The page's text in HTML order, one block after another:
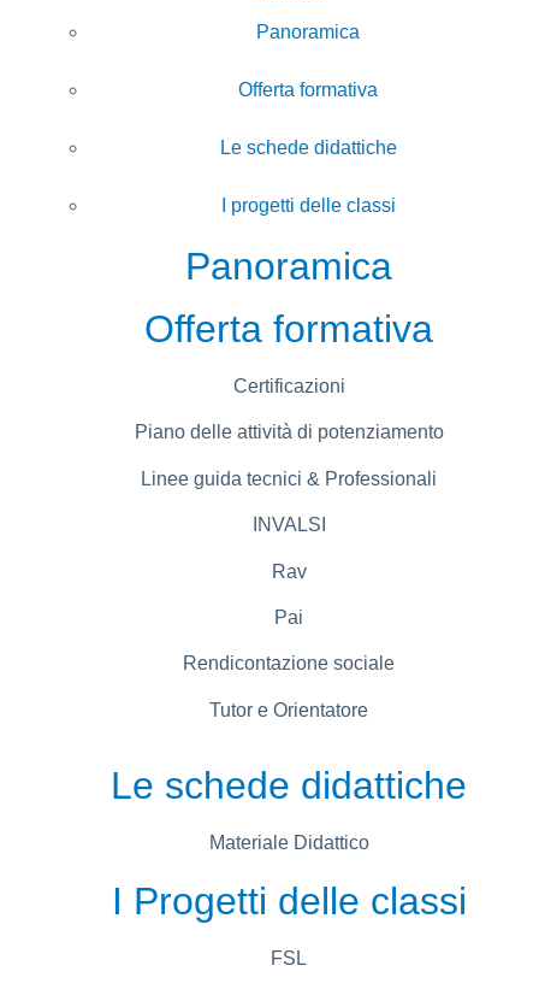
Panoramica
Offerta formativa
Le schede didattiche
I progetti delle classi
Panoramica
Offerta formativa
Certificazioni
Piano delle attività di potenziamento
Linee guida tecnici & Professionali
INVALSI
Rav
Pai
Rendicontazione sociale
Tutor e Orientatore
Le schede didattiche
Materiale Didattico
I Progetti delle classi
FSL